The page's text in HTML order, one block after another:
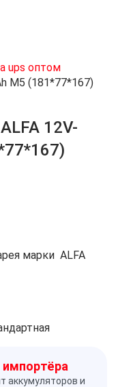
ups оптом
M5 (181*77*167)
12V-
марки ALFA
аккумуляторов и